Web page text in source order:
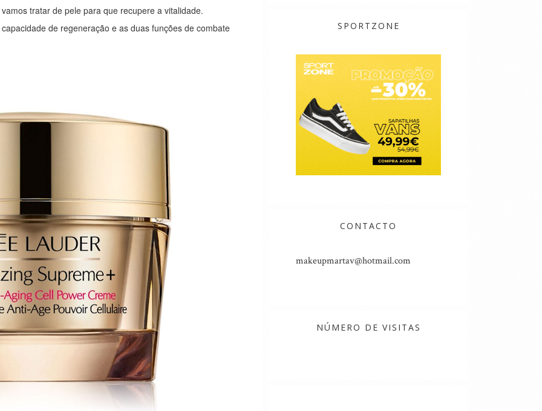
tratar de pele para que recupere a vitalidade.
de regeneração e as duas funções de combate
SPORTZONE
CONTACTO
makeupmartav@hotmail.com
NÚMERO DE VISITAS